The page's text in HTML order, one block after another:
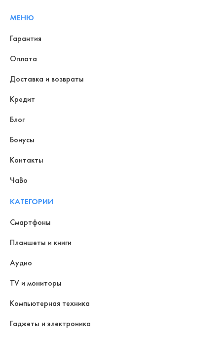
МЕНЮ
Гарантия
Оплата
Доставка и возвраты
Кредит
Блог
Бонусы
Контакты
ЧаВо
КАТЕГОРИИ
Смартфоны
Планшеты и книги
Аудио
TV и мониторы
Компьютерная техника
Гаджеты и электроника